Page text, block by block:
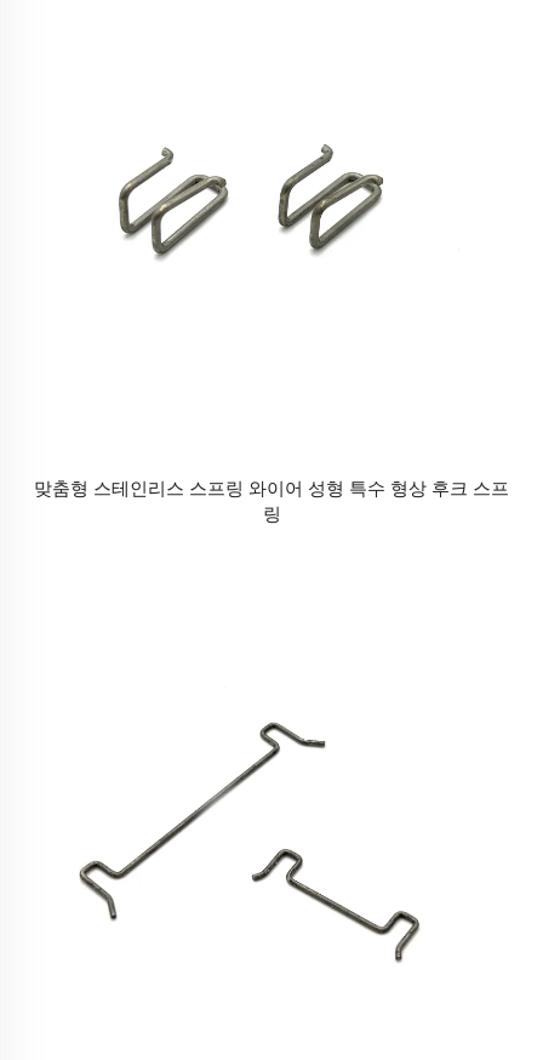
맞춤형 스테인리스 스프링 와이어 성형 특수 형상 후크 스프
링